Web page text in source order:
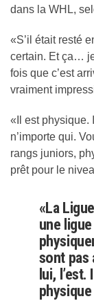
dans la WHL,
«S’il était resté
certain. Et ça…
fois que c’est
vraiment
«Il est physique.
n’importe qui.
rangs juniors,
prêt pour le
«La
une
sont pas
lui,